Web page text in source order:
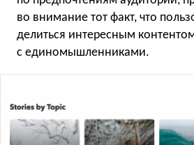
во внимание тот факт, что
делиться интересным
с единомышленниками.